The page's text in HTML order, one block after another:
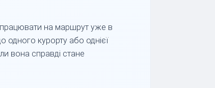
працювати на маршрут уже в
одного курорту або однієї
вона справді стане